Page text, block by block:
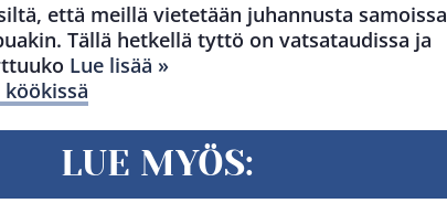
että meillä vietetään juhannusta samoissa
Tällä hetkellä tyttö on vatsataudissa ja
Lue lisää »
LUE MYÖS: